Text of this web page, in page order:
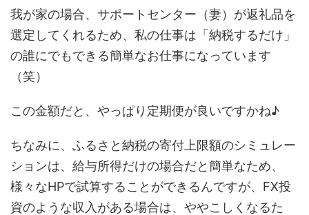
我が家の場合、サポートセンター（妻）が返礼品を
選定してくれるため、私の仕事は「納税するだけ」
の誰にでもできる簡単なお仕事になっています
（笑）
この金額だと、やっぱり定期便が良いですかね♪
ちなみに、ふるさと納税の寄付上限額のシミュレー
ションは、給与所得だけの場合だと簡単なため、
様々なHPで試算することができるんですが、FX投
資のような収入がある場合は、ややこしくなるた